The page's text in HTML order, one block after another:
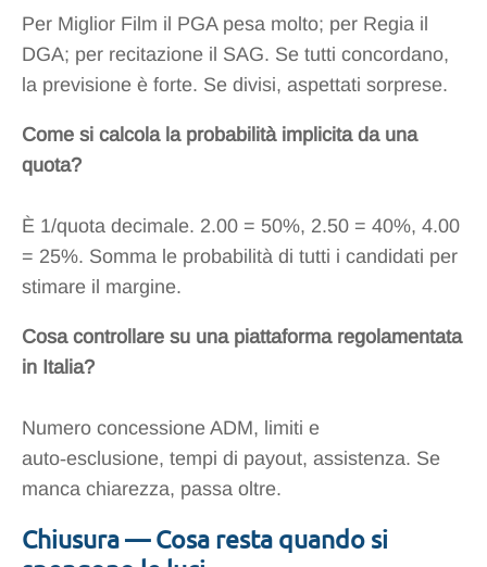
Per Miglior Film il PGA pesa molto; per Regia il
DGA; per recitazione il SAG. Se tutti concordano,
la previsione è forte. Se divisi, aspettati sorprese.
Come si calcola la probabilità implicita da una
quota?
È 1/quota decimale. 2.00 = 50%, 2.50 = 40%, 4.00
= 25%. Somma le probabilità di tutti i candidati per
stimare il margine.
Cosa controllare su una piattaforma regolamentata
in Italia?
Numero concessione ADM, limiti e
auto‑esclusione, tempi di payout, assistenza. Se
manca chiarezza, passa oltre.
Chiusura — Cosa resta quando si